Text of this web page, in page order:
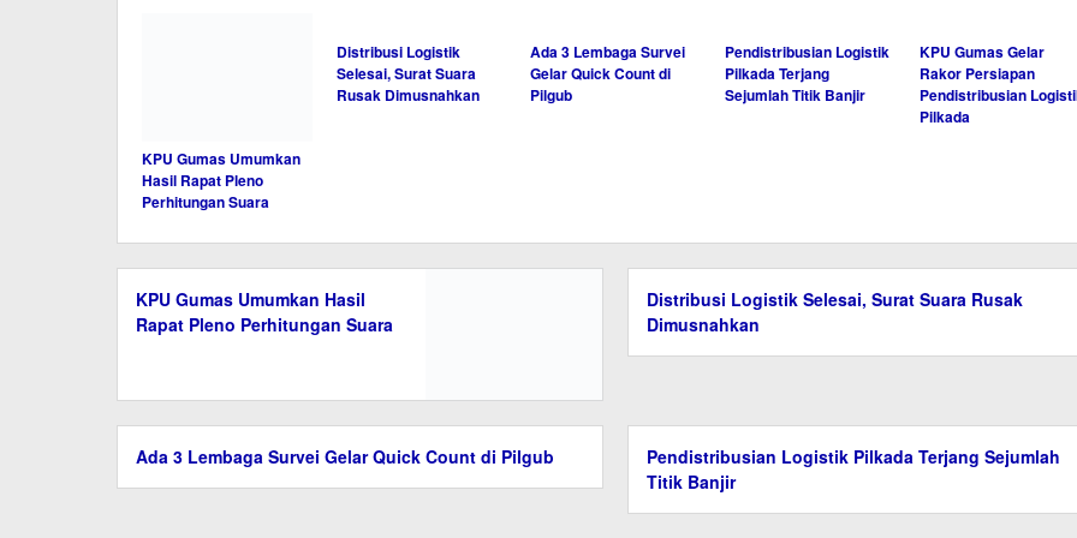
Distribusi Logistik
Selesai, Surat Suara
Rusak Dimusnahkan
Ada 3 Lembaga Survei
Gelar Quick Count di
Pilgub
Pendistribusian Logistik
Pilkada Terjang
Sejumlah Titik Banjir
KPU Gumas Gelar
Rakor Persiapan
Pendistribusian
Pilkada
KPU Gumas Umumkan Hasil Rapat Pleno
Perhitungan Suara
Dimusnahkan
Ada 3 Lembaga Survei Gelar Quick Count di Pilgub
Pendistribusian Logistik Pilkada Terjang Sejumlah
Titik Banjir
Logistik Pilkada
Kalteng